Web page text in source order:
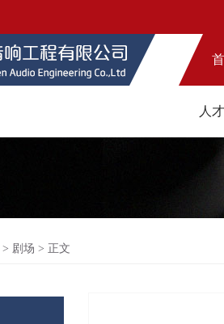
人
> 剧场 > 正文